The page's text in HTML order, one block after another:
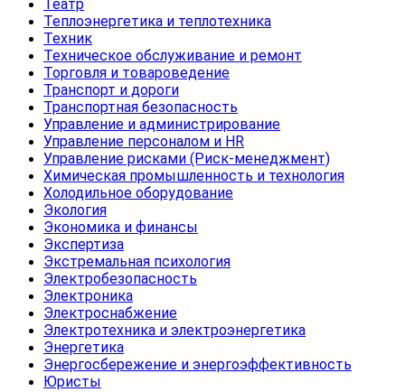
Театр
Теплоэнергетика и теплотехника
Техник
Техническое обслуживание и ремонт
Торговля и товароведение
Транспорт и дороги
Транспортная безопасность
Управление и администрирование
Управление персоналом и HR
Управление рисками (Риск-менеджмент)
Химическая промышленность и технология
Холодильное оборудование
Экология
Экономика и финансы
Экспертиза
Экстремальная психология
Электробезопасность
Электроника
Электроснабжение
Электротехника и электроэнергетика
Энергетика
Энергосбережение и энергоэффективность
Юристы